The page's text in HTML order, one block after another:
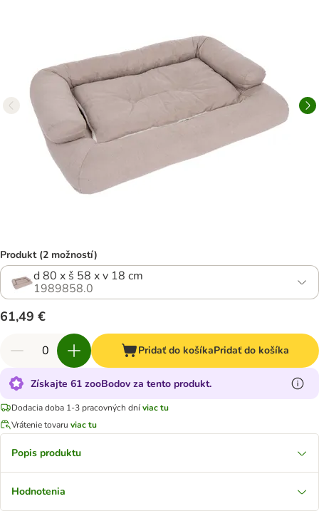
Produkt (2 možností)
d 80 x š 58 x v 18 cm
1989858.0
61,49 €
Pridať do košíkaPridať do košíka
Získajte 61 zooBodov za tento produkt.
Dodacia doba 1-3 pracovných dníviac tu
Vrátenie tovaru viac tu
Popis produktu
Hodnotenia